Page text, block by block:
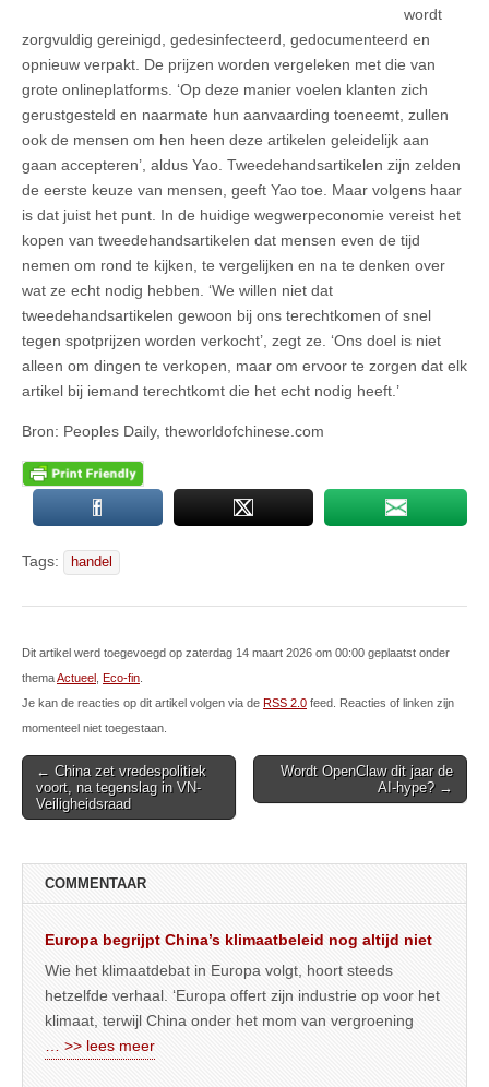
wordt
zorgvuldig gereinigd, gedesinfecteerd, gedocumenteerd en
opnieuw verpakt. De prijzen worden vergeleken met die van
grote onlineplatforms. ‘Op deze manier voelen klanten zich
gerustgesteld en naarmate hun aanvaarding toeneemt, zullen
ook de mensen om hen heen deze artikelen geleidelijk aan
gaan accepteren’, aldus Yao. Tweedehandsartikelen zijn zelden
de eerste keuze van mensen, geeft Yao toe. Maar volgens haar
is dat juist het punt. In de huidige wegwerpeconomie vereist het
kopen van tweedehandsartikelen dat mensen even de tijd
nemen om rond te kijken, te vergelijken en na te denken over
wat ze echt nodig hebben. ‘We willen niet dat
tweedehandsartikelen gewoon bij ons terechtkomen of snel
tegen spotprijzen worden verkocht’, zegt ze. ‘Ons doel is niet
alleen om dingen te verkopen, maar om ervoor te zorgen dat elk
artikel bij iemand terechtkomt die het echt nodig heeft.’
Bron: Peoples Daily, theworldofchinese.com
Tags: handel
Dit artikel werd toegevoegd op zaterdag 14 maart 2026 om 00:00 geplaatst onder
themaActueel Eco-fin
Je kan de reacties op dit artikel volgen via de RSS 2.0 feed. Reacties of linken zijn
momenteel niet toegestaan.
Post
navigation
← China zet vredespolitiek
voort, na tegenslag in VN-
Veiligheidsraad
Wordt OpenClaw dit jaar de
AI-hype? →
COMMENTAAR
Europa begrijpt China’s klimaatbeleid nog altijd niet
Wie het klimaatdebat in Europa volgt, hoort steeds
hetzelfde verhaal. ‘Europa offert zijn industrie op voor het
klimaat, terwijl China onder het mom van vergroening
… >> lees meer